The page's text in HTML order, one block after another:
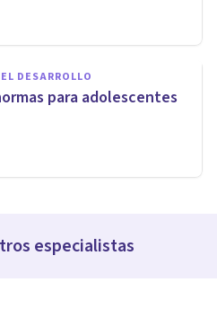
DESARROLLO
para adolescentes
especialistas